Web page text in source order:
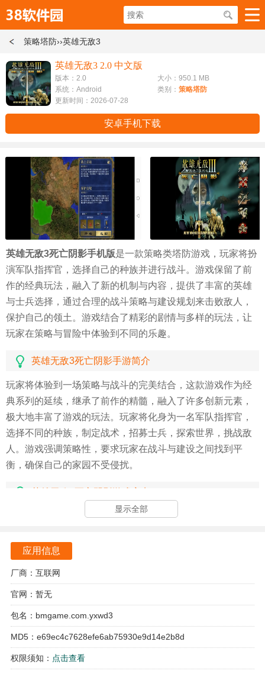
策略塔防››英雄无敌3
英雄无敌3 2.0 中文版
版本：2.0
大小：950.1 MB
系统：Android
类别： 策略塔防
更新时间：2026-07-28
安卓手机下载
英雄无敌3死亡阴影手机版是一款策略类塔防游戏，玩家将扮
演军队指挥官，选择自己的种族并进行战斗。游戏保留了前
作的经典玩法，融入了新的机制与内容，提供了丰富的英雄
与士兵选择，通过合理的战斗策略与建设规划来击败敌人，
保护自己的领土。游戏结合了精彩的剧情与多样的玩法，让
玩家在策略与冒险中体验到不同的乐趣。
英雄无敌3死亡阴影手游简介
玩家将体验到一场策略与战斗的完美结合，这款游戏作为经
典系列的延续，继承了前作的精髓，融入了许多创新元素，
极大地丰富了游戏的玩法。玩家将化身为一名军队指挥官，
选择不同的种族，制定战术，招募士兵，探索世界，挑战敌
人。游戏强调策略性，要求玩家在战斗与建设之间找到平
衡，确保自己的家园不受侵扰。
游戏拥有极高的策略性，在战斗与资源管理中做出合理决
每个种族都有独特的能力与玩法，玩家可以根据自己的喜好
选择不同的战斗风格。
游戏中英雄和士兵种类繁多，玩家可以通过不断的尝试与组
合，寻找最佳的战斗组合。
多人对战模式让玩家可以与朋友组队，合作击败强敌，增加
了社交互动的乐趣。
显示全部
应用信息
厂商：互联网
官网：暂无
包名：bmgame.com.yxwd3
MD5：e69ec4c7628efe6ab75930e9d14e2b8d
权限须知： 点击查看